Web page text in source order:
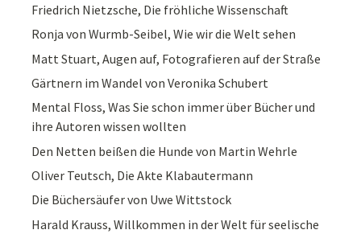
Friedrich Nietzsche, Die fröhliche Wissenschaft
Ronja von Wurmb-Seibel, Wie wir die Welt sehen
Matt Stuart, Augen auf, Fotografieren auf der Straße
Gärtnern im Wandel von Veronika Schubert
Mental Floss, Was Sie schon immer über Bücher und
ihre Autoren wissen wollten
Den Netten beißen die Hunde von Martin Wehrle
Oliver Teutsch, Die Akte Klabautermann
Die Büchersäufer von Uwe Wittstock
Harald Krauss, Willkommen in der Welt für seelische